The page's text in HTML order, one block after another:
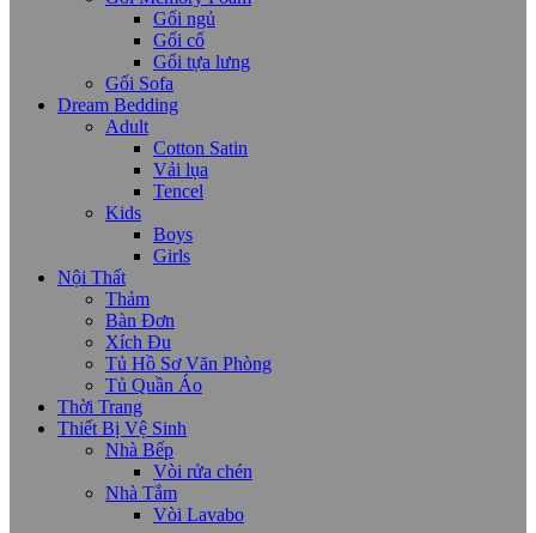
Gối ngủ
Gối cổ
Gối tựa lưng
Gối Sofa
Dream Bedding
Adult
Cotton Satin
Vải lụa
Tencel
Kids
Boys
Girls
Nội Thất
Thảm
Bàn Đơn
Xích Đu
Tủ Hồ Sơ Văn Phòng
Tủ Quần Áo
Thời Trang
Thiết Bị Vệ Sinh
Nhà Bếp
Vòi rửa chén
Nhà Tắm
Vòi Lavabo